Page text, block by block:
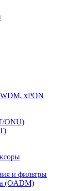
xPON
ONU)
и фильтры
(OADM)